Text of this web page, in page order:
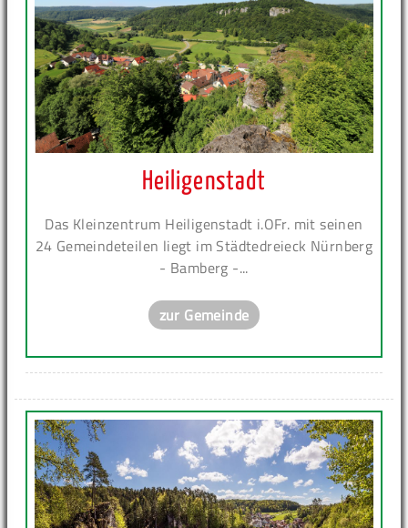
Heiligenstadt
Das Kleinzentrum Heiligenstadt i.OFr. mit seinen
24 Gemeindeteilen liegt im Städtedreieck Nürnberg
- Bamberg -...
zur Gemeinde